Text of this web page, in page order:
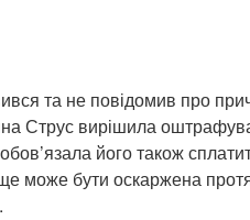
та не повідомив про
Струс вирішила
його також
може бути оскаржена